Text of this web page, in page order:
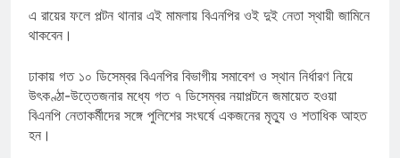
এ রায়ের ফলে পল্টন থানার এই মামলায় বিএনপির ওই দুই নেতা স্থায়ী জামিনে
থাকবেন।
ঢাকায় গত ১০ ডিসেম্বর বিএনপির বিভাগীয় সমাবেশ ও স্থান নির্ধারণ নিয়ে
উৎকণ্ঠা-উত্তেজনার মধ্যে গত ৭ ডিসেম্বর নয়াপল্টনে জমায়েত হওয়া
বিএনপি নেতাকর্মীদের সঙ্গে পুলিশের সংঘর্ষে একজনের মৃত্যু ও শতাধিক আহত
হন।